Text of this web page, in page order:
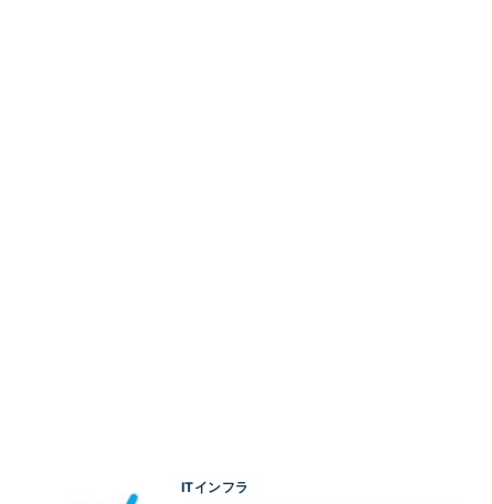
ITインフラ